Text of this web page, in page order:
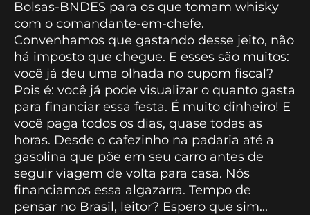
Bolsas-BNDES para os que tomam whisky
com o comandante-em-chefe.
Convenhamos que gastando desse jeito, não
há imposto que chegue. E esses são muitos:
você já deu uma olhada no cupom fiscal?
Pois é: você já pode visualizar o quanto gasta
para financiar essa festa. É muito dinheiro! E
você paga todos os dias, quase todas as
horas. Desde o cafezinho na padaria até a
gasolina que põe em seu carro antes de
seguir viagem de volta para casa. Nós
financiamos essa algazarra. Tempo de
pensar no Brasil, leitor? Espero que sim...